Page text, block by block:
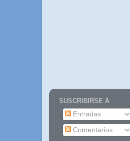
SUSCRIBIRSE A
Entradas
Comentarios